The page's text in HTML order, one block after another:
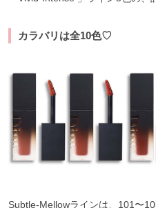
カラバリは全10色♡
Subtle-Mellowラインは、101〜